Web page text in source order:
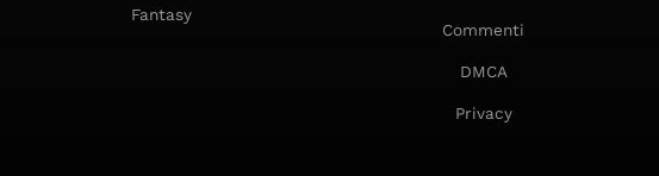
Fantasy
Commenti
DMCA
Privacy